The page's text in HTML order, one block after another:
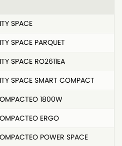
SPACE
SPACE PARQUET
SPACE RO2611EA
SPACE SMART COMPACT
1800W
ERGO
POWER SPACE